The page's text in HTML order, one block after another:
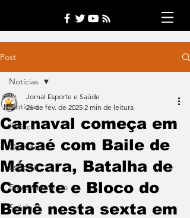
Post
Notícias
Política
Opinião
Esporte
Entretenimento
Saúde
Notícias
Carnaval começa em
Macaé com Baile de
Máscara, Batalha de
Confete e Bloco do
Benê nesta sexta em
Jornal Esporte e Saúde
26 de fev. de 2025 2 min de leitura